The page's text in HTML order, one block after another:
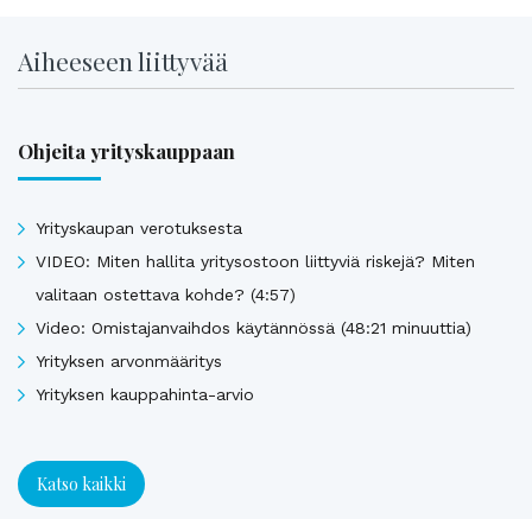
Aiheeseen liittyvää
Ohjeita yrityskauppaan
Yrityskaupan verotuksesta
VIDEO: Miten hallita yritysostoon liittyviä riskejä? Miten
valitaan ostettava kohde? (4:57)
Video: Omistajanvaihdos käytännössä (48:21 minuuttia)
Yrityksen arvonmääritys
Yrityksen kauppahinta-arvio
Katso kaikki